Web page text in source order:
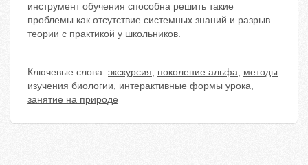
инструмент обучения способна решить такие
проблемы как отсутствие системных знаний и разрыв
теории с практикой у школьников.
Ключевые слова: экскурсия, поколение альфа, методы
изучения биологии, интерактивные формы урока,
занятие на природе